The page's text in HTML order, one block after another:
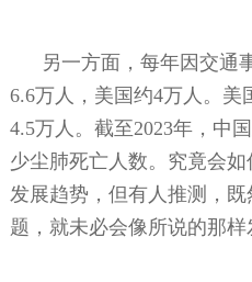
另一方面，每年因交通
6.6万人，美国约4万人。美
4.5万人。截至2023年，中
少尘肺死亡人数。究竟会
发展趋势，但有人推测，
题，就未必会像所说的那样